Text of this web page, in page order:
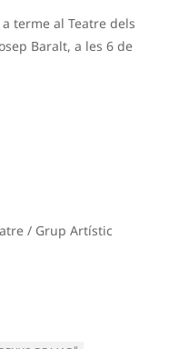
terme al Teatre dels
Baralt, a les 6 de
/ Grup Artístic